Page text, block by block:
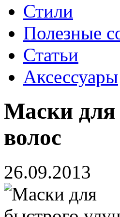
Стили
Полезные
Статьи
Аксессуары
Маски для
волос
26.09.2013